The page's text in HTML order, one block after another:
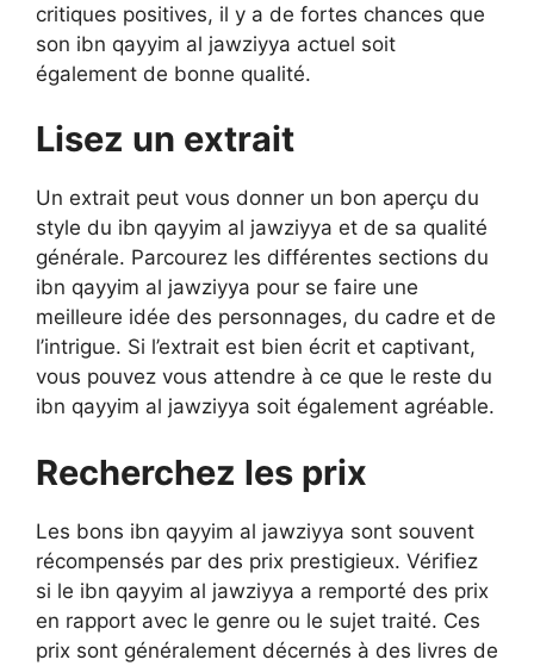
critiques positives, il y a de fortes chances que
son ibn qayyim al jawziyya actuel soit
également de bonne qualité.
Lisez un extrait
Un extrait peut vous donner un bon aperçu du
style du ibn qayyim al jawziyya et de sa qualité
générale. Parcourez les différentes sections du
ibn qayyim al jawziyya pour se faire une
meilleure idée des personnages, du cadre et de
l’intrigue. Si l’extrait est bien écrit et captivant,
vous pouvez vous attendre à ce que le reste du
ibn qayyim al jawziyya soit également agréable.
Recherchez les prix
Les bons ibn qayyim al jawziyya sont souvent
récompensés par des prix prestigieux. Vérifiez
si le ibn qayyim al jawziyya a remporté des prix
en rapport avec le genre ou le sujet traité. Ces
prix sont généralement décernés à des livres de